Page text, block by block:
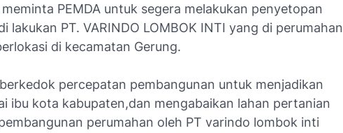
PEMDA untuk segera melakukan penyetopan
lakukan PT. VARINDO LOMBOK INTI yang di perumahan
di kecamatan Gerung.
percepatan pembangunan untuk menjadikan
ibu kota kabupaten,dan mengabaikan lahan pertanian
perumahan oleh PT varindo lombok inti